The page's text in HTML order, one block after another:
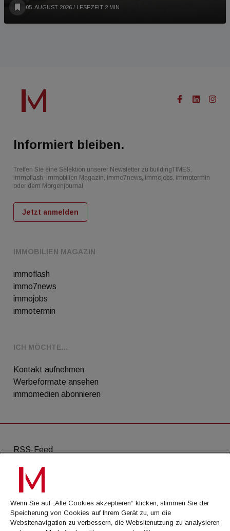
05. AUGUST 2026 / LESEZEIT 2 MIN
IMMOBILIEN MAGAZIN
immoflash
immo7news
immojobs
immotermin
ICH MÖCHTE...
Kontakt aufnehmen
Werbeformate ansehen
immomedien abonnieren
Informiert bleiben.
Treffen Sie eine Selektion unserer Newsletter zu buildingTIMES,
immoflash, Immobilien Magazin, immo7news, immojobs, immotermin
oder dem Morgenjournal
Jetzt anmelden
RSS-Feed
AGB
Datenschutz
Kontakt
Impressum
Wenn Sie auf „Alle Cookies akzeptieren“ klicken, stimmen Sie der
Speicherung von Cookies auf Ihrem Gerät zu, um die
Websitenavigation zu verbessern, die Websitenutzung zu analysieren